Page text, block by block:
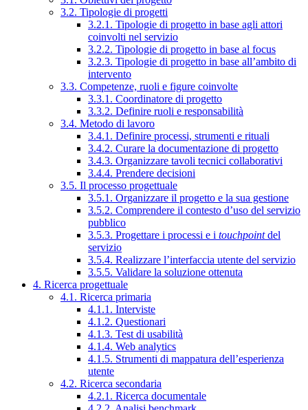
3.2. Tipologie di progetti
3.2.1. Tipologie di progetto in base agli attori
coinvolti nel servizio
3.2.2. Tipologie di progetto in base al focus
3.2.3. Tipologie di progetto in base all’ambito di
intervento
3.3. Competenze, ruoli e figure coinvolte
3.3.1. Coordinatore di progetto
3.3.2. Definire ruoli e responsabilità
3.4. Metodo di lavoro
3.4.1. Definire processi, strumenti e rituali
3.4.2. Curare la documentazione di progetto
3.4.3. Organizzare tavoli tecnici collaborativi
3.4.4. Prendere decisioni
3.5. Il processo progettuale
3.5.1. Organizzare il progetto e la sua gestione
3.5.2. Comprendere il contesto d’uso del servizio
pubblico
3.5.3. Progettare i processi e i touchpointdel
servizio
3.5.4. Realizzare l’interfaccia utente del servizio
3.5.5. Validare la soluzione ottenuta
4. Ricerca progettuale
4.1. Ricerca primaria
4.1.1. Interviste
4.1.2. Questionari
4.1.3. Test di usabilità
4.1.4. Web analytics
4.1.5. Strumenti di mappatura dell’esperienza
utente
4.2. Ricerca secondaria
4.2.1. Ricerca documentale